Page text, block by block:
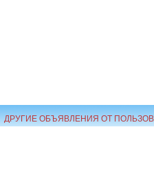
ДРУГИЕ ОБЪЯВЛЕНИЯ ОТ